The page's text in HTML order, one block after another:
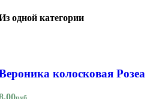
одной категории
колосковая Розеа